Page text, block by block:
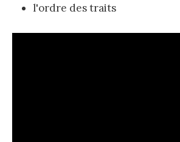
l'ordre des traits